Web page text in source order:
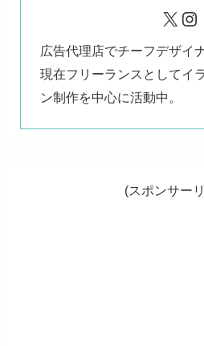
X
広告代理店でチーフデザイ
現在フリーランスとしてイ
ン制作を中心に活動中。
(スポンサー